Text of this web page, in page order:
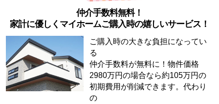
仲介手数料無料！
家計に優しくマイホームご購入時の嬉しいサービス！
ご購入時の大きな負担になってい
る
仲介手数料が無料に！物件価格
2980万円の場合なら約105万円の
初期費用が削減できます。代わり
の